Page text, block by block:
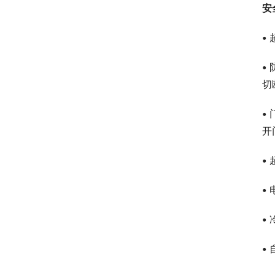
安
•
•
切
•
开
•
•
•
•